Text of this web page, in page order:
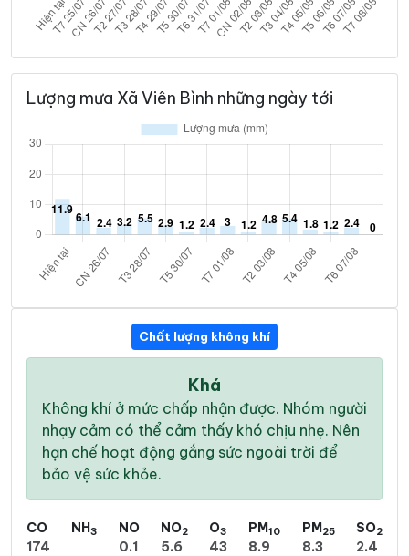
Lượng mưa Xã Viên Bình những ngày tới
Chất lượng không khí
Khá
Không khí ở mức chấp nhận được. Nhóm người
nhạy cảm có thể cảm thấy khó chịu nhẹ. Nên
hạn chế hoạt động gắng sức ngoài trời để
bảo vệ sức khỏe.
CO
174
NH3
NO
0.1
NO2
5.6
O3
43
PM10
8.9
PM25
8.3
SO2
2.4